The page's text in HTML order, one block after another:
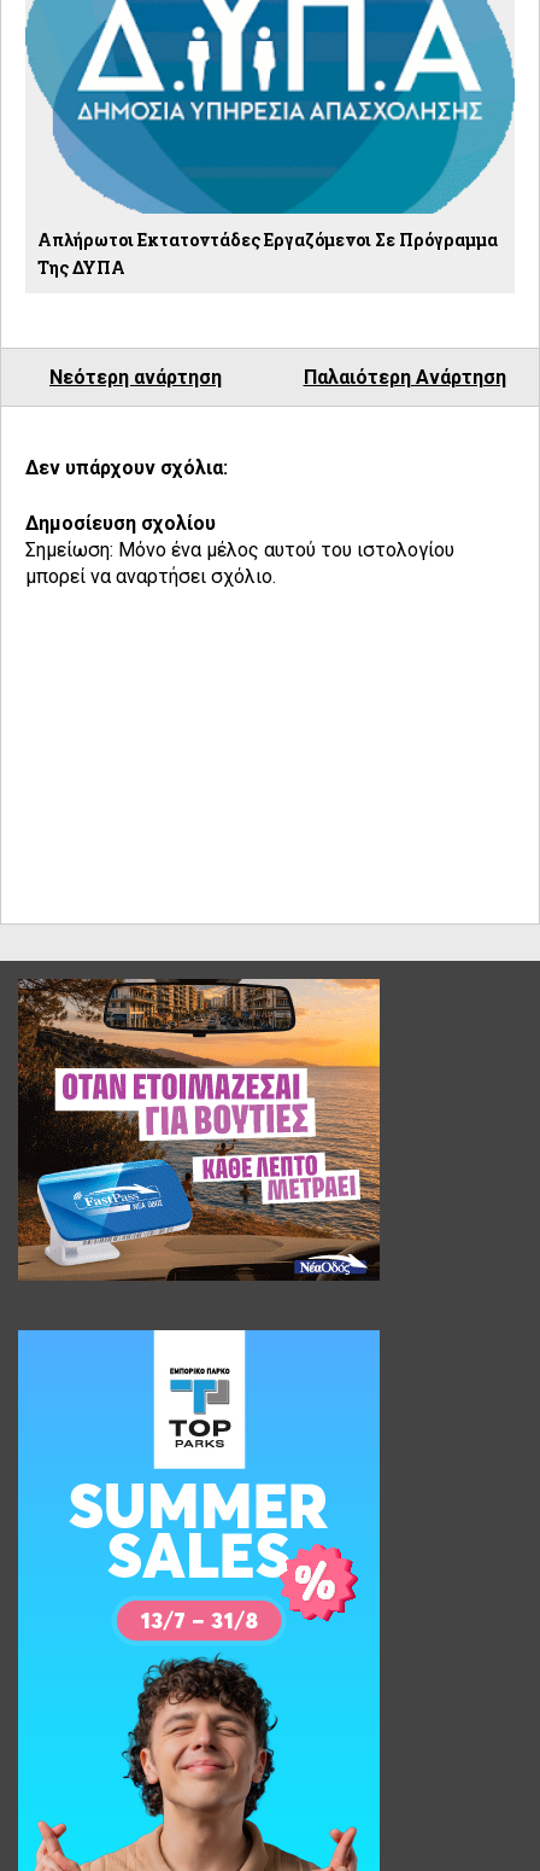
Απλήρωτοι Εκτατοντάδες Εργαζόμενοι Σε Πρόγραμμα
Της ΔΥΠΑ
Νεότερη ανάρτηση Παλαιότερη Ανάρτηση
Δεν υπάρχουν σχόλια:
Δημοσίευση σχολίου
Σημείωση: Μόνο ένα μέλος αυτού του ιστολογίου
μπορεί να αναρτήσει σχόλιο.